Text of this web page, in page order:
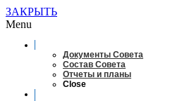
ЗАКРЫТЬ
Menu
Документы Совета
Состав Совета
Отчеты и планы
Close